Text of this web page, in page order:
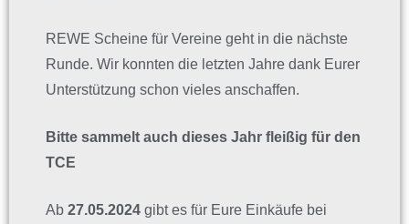
REWE Scheine für Vereine geht in die nächste
Runde. Wir konnten die letzten Jahre dank Eurer
Unterstützung schon vieles anschaffen.
Bitte sammelt auch dieses Jahr fleißig für den
TCE
Ab 27.05.2024 gibt es für Eure Einkäufe bei